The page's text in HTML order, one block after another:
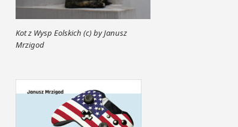
Kot z Wysp Eolskich (c) by Janusz
Mrzigod